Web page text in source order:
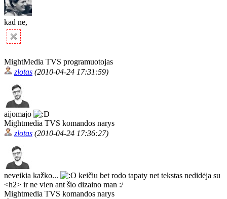
kad ne,
MightMedia TVS programuotojas
zlotas (2010-04-24 17:31:59)
aijomajo
Mightmedia TVS komandos narys
zlotas (2010-04-24 17:36:27)
neveikia kažko...
keičiu bet rodo tapaty net tekstas nedidėja su
<h2> ir ne vien ant šio dizaino man :/
Mightmedia TVS komandos narys